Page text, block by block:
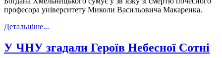
професора університету Миколи Васильовича Макаренка.
Детальніше...
У ЧНУ згадали Героїв Небесної Сотні